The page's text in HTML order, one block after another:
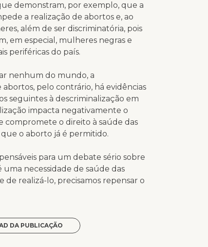
demonstram, por exemplo, que a
a realização de abortos e, ao
além de ser discriminatória, pois
em especial, mulheres negras e
periféricas do país.
nenhum do mundo, a
pelo contrário, há evidências
seguintes à descriminalização em
impacta negativamente o
compromete o direito à saúde das
o aborto já é permitido.
para um debate sério sobre
necessidade de saúde das
de realizá-lo, precisamos repensar o
DA PUBLICAÇÃO